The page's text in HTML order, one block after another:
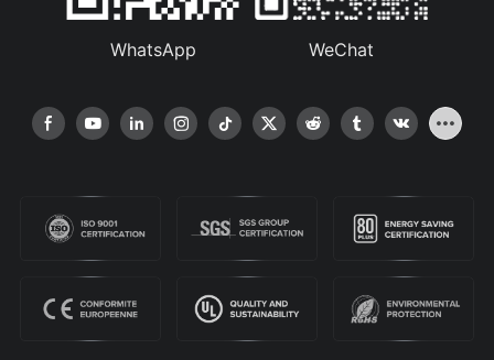
WhatsApp WeChat